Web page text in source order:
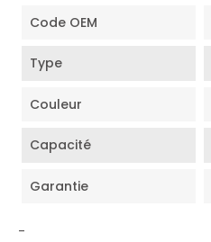
Code OEM
Type
Couleur
Capacité
Garantie
-